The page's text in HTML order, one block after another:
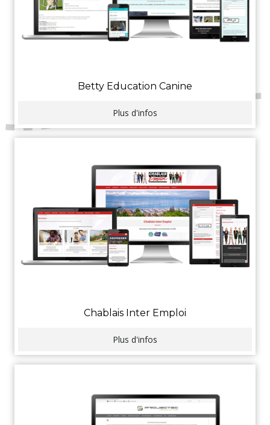
Betty Education Canine
Plus d'infos
Chablais Inter Emploi
Plus d'infos